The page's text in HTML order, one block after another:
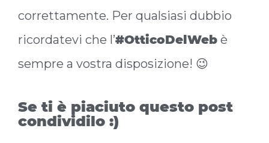
correttamente. Per qualsiasi dubbio
ricordatevi che l’#OtticoDelWeb è
sempre a vostra disposizione! 😉
Se ti è piaciuto questo post
condividilo :)